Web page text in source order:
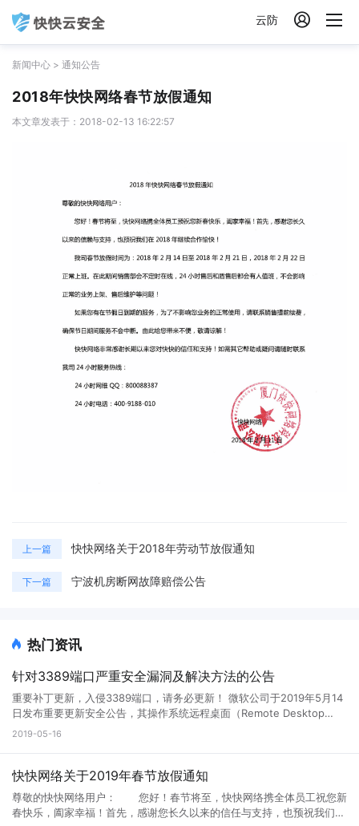
云防 
新闻中心 > 通知公告
2018年快快网络春节放假通知
本文章发表于：2018-02-13 16:22:57
上一篇 快快网络关于2018年劳动节放假通知
下一篇 宁波机房断网故障赔偿公告
热门资讯
针对3389端口严重安全漏洞及解决方法的公告
重要补丁更新，入侵3389端口，请务必更新！ 微软公司于2019年5月14
日发布重要更新安全公告，其操作系统远程桌面（Remote Desktop
Services），俗称的3389服务存在严重安全漏洞（编号CVE-2019-
3389）连接到目标系统并发送特制请求时，可以在目标系统上执行任意
WannaCry等恶意勒索软件病毒。 影响版本： Windows 7 Windows
Server 2008 R2 Windows Server 2008 Windows 2003 Windows XP
2019-05-16
快快网络关于2019年春节放假通知
尊敬的快快网络用户： 您好！春节将至，快快网络携全体员工祝您新
春快乐，阖家幸福！首先，感谢您长久以来的信任与支持，也预祝我们